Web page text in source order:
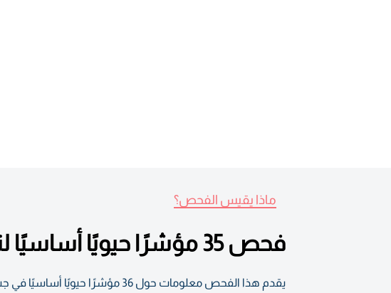
ماذا يقيس الفحص؟
فحص 35 مؤشرًا حيويًا أساسيًا لتقييم صحتك العامة
يقدم هذا الفحص معلومات حول